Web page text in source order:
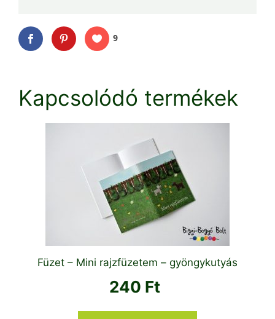
9
Kapcsolódó termékek
Füzet – Mini rajzfüzetem – gyöngykutyás
240 Ft